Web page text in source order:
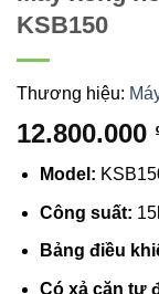
KSB150
Thương hiệu:
12.800.000
Model:
Công suất:
Bảng điều
Có xả cặn tự